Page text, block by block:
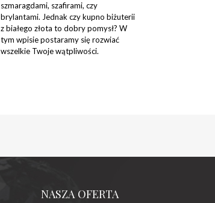
szmaragdami, szafirami, czy
brylantami. Jednak czy kupno biżuterii
z białego złota to dobry pomysł? W
tym wpisie postaramy się rozwiać
wszelkie Twoje wątpliwości.
NASZA OFERTA